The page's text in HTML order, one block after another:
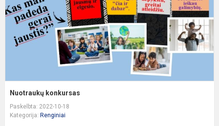
Nuotraukų konkursas
Paskelbta: 2022-10-18
Kategorija: Renginiai